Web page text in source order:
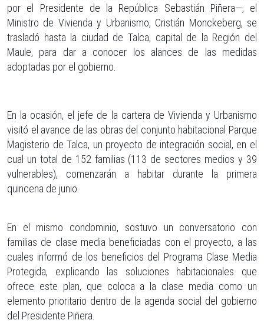
por el Presidente de la República Sebastián Piñera—, el
Ministro de Vivienda y Urbanismo, Cristián Monckeberg, se
trasladó hasta la ciudad de Talca, capital de la Región del
Maule, para dar a conocer los alances de las medidas
adoptadas por el gobierno.
En la ocasión, el jefe de la cartera de Vivienda y Urbanismo
visitó el avance de las obras del conjunto habitacional Parque
Magisterio de Talca, un proyecto de integración social, en el
cual un total de 152 familias (113 de sectores medios y 39
vulnerables), comenzarán a habitar durante la primera
quincena de junio.
En el mismo condominio, sostuvo un conversatorio con
familias de clase media beneficiadas con el proyecto, a las
cuales informó de los beneficios del Programa Clase Media
Protegida, explicando las soluciones habitacionales que
ofrece este plan, que coloca a la clase media como un
elemento prioritario dentro de la agenda social del gobierno
del Presidente Piñera.